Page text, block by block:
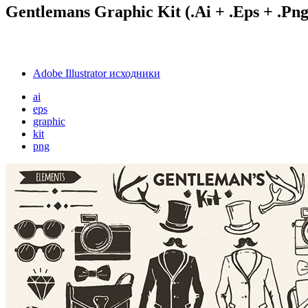
Gentlemans Graphic Kit (.Ai + .Eps +
Adobe Illustrator исходники
ai
eps
graphic
kit
png